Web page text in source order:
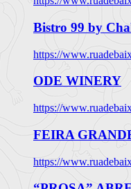
Bistro 99 by
https://
ODE WINERY
https://
FEIRA
https://